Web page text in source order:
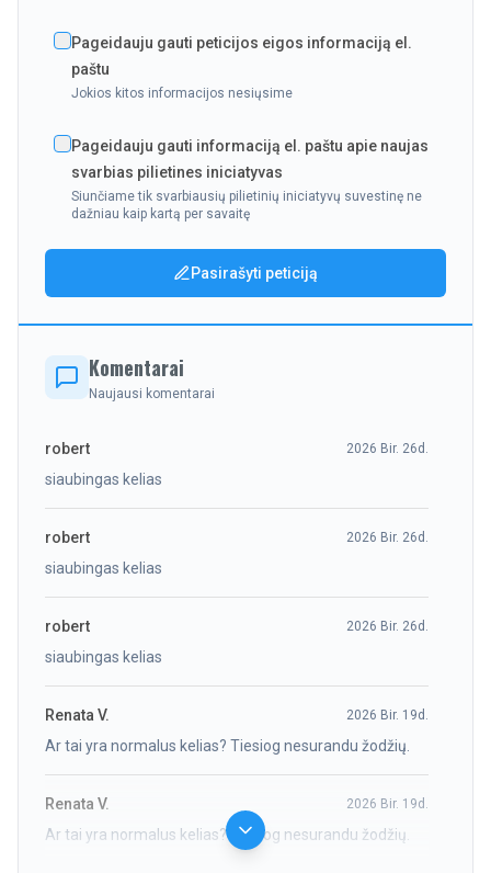
Pageidauju gauti peticijos eigos informaciją el.
paštu
Jokios kitos informacijos nesiųsime
Pageidauju gauti informaciją el. paštu apie naujas
svarbias pilietines iniciatyvas
Siunčiame tik svarbiausių pilietinių iniciatyvų suvestinę ne
dažniau kaip kartą per savaitę
Pasirašyti peticiją
Komentarai
Naujausi komentarai
robert 2026 Bir. 26d.
siaubingas kelias
robert 2026 Bir. 26d.
siaubingas kelias
robert 2026 Bir. 26d.
siaubingas kelias
Renata V. 2026 Bir. 19d.
Ar tai yra normalus kelias? Tiesiog nesurandu žodžių.
Renata V. 2026 Bir. 19d.
Ar tai yra normalus kelias? Tiesiog nesurandu žodžių.